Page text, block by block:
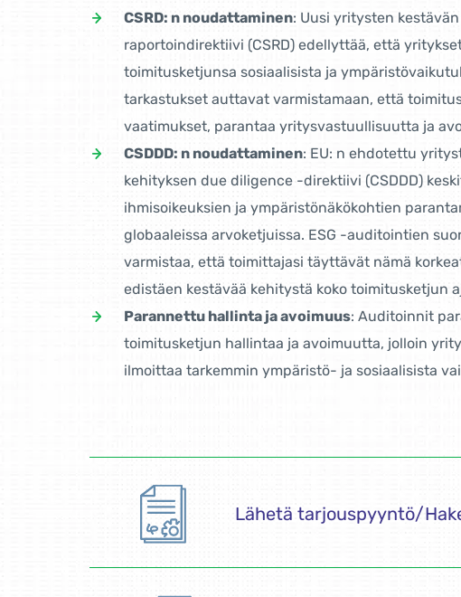
CSRD: n noudattaminen: Uusi yritysten
raportoindirektiivi (CSRD) edellyttää, että
toimitusketjunsa sosiaalisista ja
tarkastukset auttavat varmistamaan, että
vaatimukset, parantaa yritysvastuullisuutta ja
CSDDD: n noudattaminen: EU: n ehdotettu
kehityksen due diligence -direktiivi (CSDDD)
ihmisoikeuksien ja ympäristönäkökohtien
globaaleissa arvoketjuissa. ESG -auditointien
varmistaa, että toimittajasi täyttävät nämä
edistäen kestävää kehitystä koko toimitusketjun
Parannettu hallinta ja avoimuus: Auditoinnit
toimitusketjun hallintaa ja avoimuutta, jolloin
ilmoittaa tarkemmin ympäristö- ja sosiaalisista
Lähetä tarjouspyyntö/